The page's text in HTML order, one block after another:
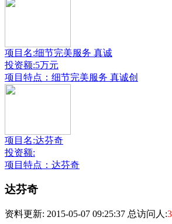
项目名:细节完美服务 真诚
投资额:5万元
项目特点：细节完美服务 真诚创
项目名:达芬奇
投资额:
项目特点：达芬奇
达芬奇
资料更新: 2015-05-07 09:25:37 总访问人: